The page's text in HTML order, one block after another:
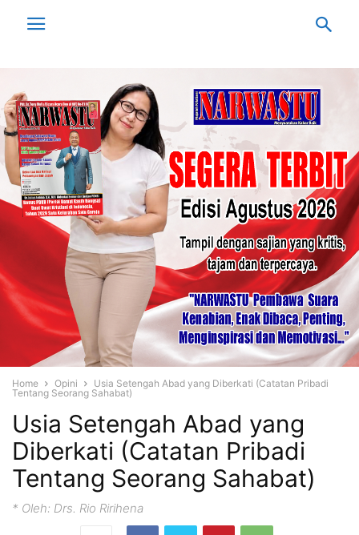
Home Opini
Usia Setengah Abad yang Diberkati (Catatan Pribadi
Tentang Seorang Sahabat)
Usia Setengah Abad yang
Diberkati (Catatan Pribadi
Tentang Seorang Sahabat)
* Oleh: Drs. Rio Ririhena